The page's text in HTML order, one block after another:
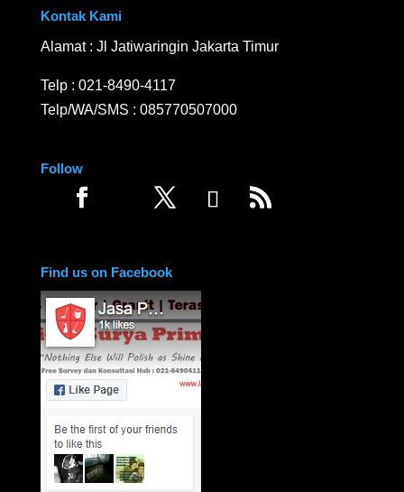
Kontak Kami
Alamat : Jl Jatiwaringin Jakarta Timur
Telp : 021-8490-4117
Telp/WA/SMS : 085770507000
Follow
Find us on Facebook